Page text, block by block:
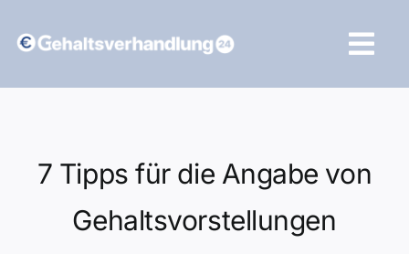
Inhalt
7 Tipps für die Angabe von
Gehaltsvorstellungen